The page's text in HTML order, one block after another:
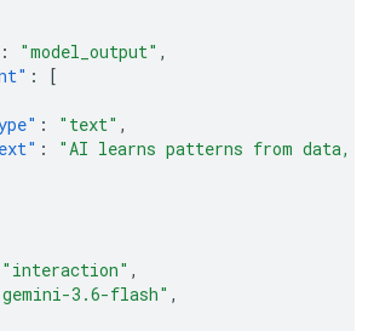
: "model_output" ,
:
[
: "text" ,
:
"AI learns patterns from data,
"interaction" ,
3.6-flash" ,